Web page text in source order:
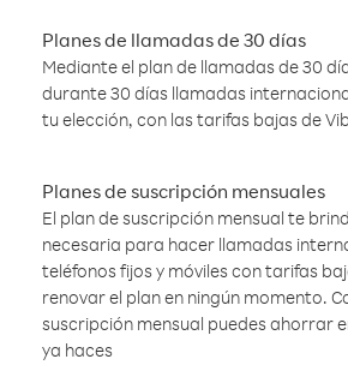
Planes de llamadas de 30 días
Mediante el plan de llamadas de 30
durante 30 días llamadas
tu elección, con las tarifas bajas de
Planes de suscripción mensuales
El plan de suscripción mensual te
necesaria para hacer llamadas
teléfonos fijos y móviles con tarifas
renovar el plan en ningún momento.
suscripción mensual puedes ahorrar
ya haces